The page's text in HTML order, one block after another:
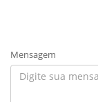
Mensagem